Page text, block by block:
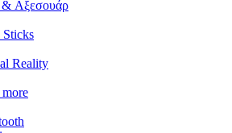
& Αξεσουάρ
Reality